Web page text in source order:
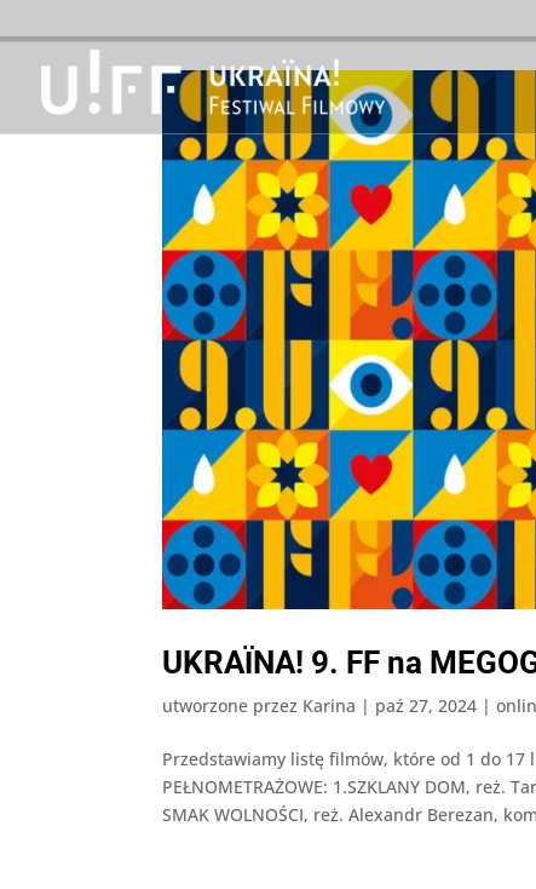
UKRAЇNA! 9. FF na
utworzone przez Karina | paź 27, 2024 |
Przedstawiamy listę filmów, które od 1 do
PEŁNOMETRAŻOWE: 1.SZKLANY DOM,
SMAK WOLNOŚCI, reż. Alexandr Berezan,